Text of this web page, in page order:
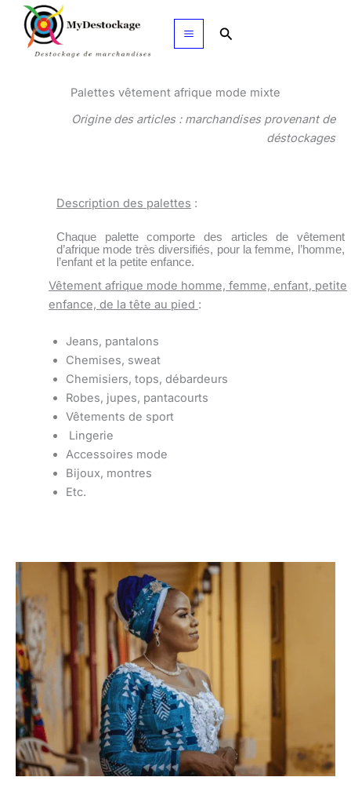
Aller
contenu
Rechercher
Palettes vêtement afrique mode mixte
Origine des articles : marchandises provenant de
déstockages
Description des palettes :
Chaque palette comporte des articles de vêtement
d’afrique mode très diversifiés, pour la femme, l’homme,
l’enfant et la petite enfance.
Vêtement afrique mode homme, femme, enfant, petite
enfance, de la tête au pied :
Jeans, pantalons
Chemises, sweat
Chemisiers, tops, débardeurs
Robes, jupes, pantacourts
Vêtements de sport
Lingerie
Accessoires mode
Bijoux, montres
Etc.